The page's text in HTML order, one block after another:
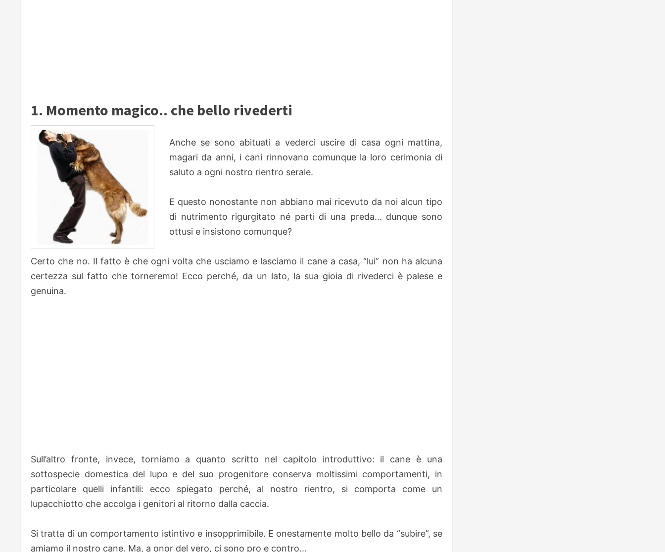
1. Momento magico.. che bello rivederti
Anche se sono abituati a vederci uscire di casa ogni mattina,
magari da anni, i cani rinnovano comunque la loro cerimonia di
saluto a ogni nostro rientro serale.
E questo nonostante non abbiano mai ricevuto da noi alcun tipo
di nutrimento rigurgitato né parti di una preda... dunque sono
ottusi e insistono comunque?
Certo che no. Il fatto è che ogni volta che usciamo e lasciamo il cane a casa, “lui” non ha alcuna
certezza sul fatto che torneremo! Ecco perché, da un lato, la sua gioia di rivederci è palese e
genuina.
Sull’altro fronte, invece, torniamo a quanto scritto nel capitolo introduttivo: il cane è una
sottospecie domestica del lupo e del suo progenitore conserva moltissimi comportamenti, in
particolare quelli infantili: ecco spiegato perché, al nostro rientro, si comporta come un
lupacchiotto che accolga i genitori al ritorno dalla caccia.
Si tratta di un comportamento istintivo e insopprimibile. E onestamente molto bello da “subire”, se
amiamo il nostro cane. Ma, a onor del vero, ci sono pro e contro...